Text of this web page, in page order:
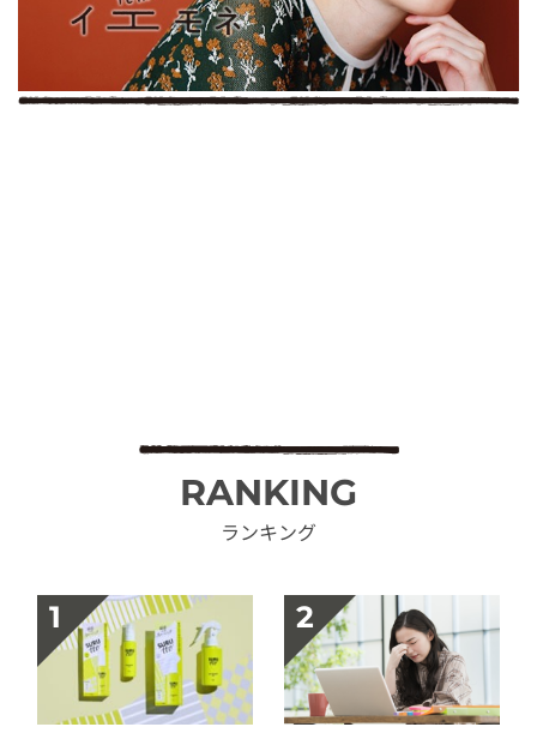
RANKING
ランキング